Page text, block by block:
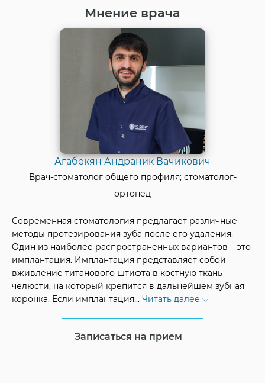
Мнение врача
Агабекян Андраник Вачикович
Врач-стоматолог общего профиля; стоматолог-
ортопед
Современная стоматология предлагает различные
методы протезирования зуба после его удаления.
Один из наиболее распространенных вариантов – это
имплантация. Имплантация представляет собой
вживление титанового штифта в костную ткань
челюсти, на который крепится в дальнейшем зубная
коронка. Если имплантация... Читать далее
Записаться на прием